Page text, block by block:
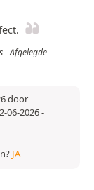
- Afgelegde
door
06-2026-
JA